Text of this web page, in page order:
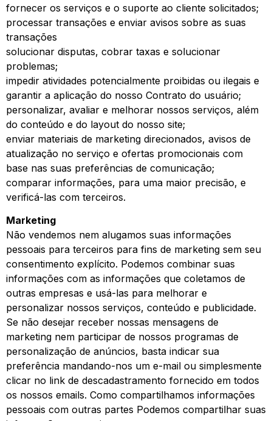
fornecer os serviços e o suporte ao cliente solicitados;
processar transações e enviar avisos sobre as suas
transações
solucionar disputas, cobrar taxas e solucionar
problemas;
impedir atividades potencialmente proibidas ou ilegais e
garantir a aplicação do nosso Contrato do usuário;
personalizar, avaliar e melhorar nossos serviços, além
do conteúdo e do layout do nosso site;
enviar materiais de marketing direcionados, avisos de
atualização no serviço e ofertas promocionais com
base nas suas preferências de comunicação;
comparar informações, para uma maior precisão, e
verificá-las com terceiros.
Marketing
Não vendemos nem alugamos suas informações
pessoais para terceiros para fins de marketing sem seu
consentimento explícito. Podemos combinar suas
informações com as informações que coletamos de
outras empresas e usá-las para melhorar e
personalizar nossos serviços, conteúdo e publicidade.
Se não desejar receber nossas mensagens de
marketing nem participar de nossos programas de
personalização de anúncios, basta indicar sua
preferência mandando-nos um e-mail ou simplesmente
clicar no link de descadastramento fornecido em todos
os nossos emails. Como compartilhamos informações
pessoais com outras partes Podemos compartilhar suas